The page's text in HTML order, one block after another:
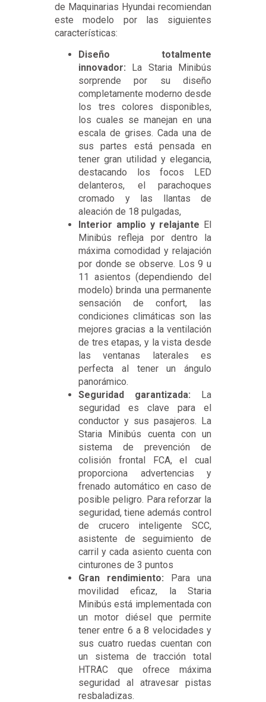
de Maquinarias Hyundai recomiendan
este modelo por las siguientes
características:
Diseño totalmente
innovador: La Staria Minibús
sorprende por su diseño
completamente moderno desde
los tres colores disponibles,
los cuales se manejan en una
escala de grises. Cada una de
sus partes está pensada en
tener gran utilidad y elegancia,
destacando los focos LED
delanteros, el parachoques
cromado y las llantas de
aleación de 18 pulgadas,
Interior amplio y relajante El
Minibús refleja por dentro la
máxima comodidad y relajación
por donde se observe. Los 9 u
11 asientos (dependiendo del
modelo) brinda una permanente
sensación de confort, las
condiciones climáticas son las
mejores gracias a la ventilación
de tres etapas, y la vista desde
las ventanas laterales es
perfecta al tener un ángulo
panorámico.
Seguridad garantizada: La
seguridad es clave para el
conductor y sus pasajeros. La
Staria Minibús cuenta con un
sistema de prevención de
colisión frontal FCA, el cual
proporciona advertencias y
frenado automático en caso de
posible peligro. Para reforzar la
seguridad, tiene además control
de crucero inteligente SCC,
asistente de seguimiento de
carril y cada asiento cuenta con
cinturones de 3 puntos
Gran rendimiento: Para una
movilidad eficaz, la Staria
Minibús está implementada con
un motor diésel que permite
tener entre 6 a 8 velocidades y
sus cuatro ruedas cuentan con
un sistema de tracción total
HTRAC que ofrece máxima
seguridad al atravesar pistas
resbaladizas.